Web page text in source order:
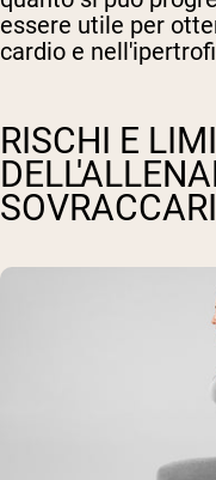
essere utile per
cardio e
RISCHI E